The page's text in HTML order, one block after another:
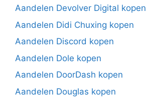
Aandelen Devolver Digital kopen
Aandelen Didi Chuxing kopen
Aandelen Discord kopen
Aandelen Dole kopen
Aandelen DoorDash kopen
Aandelen Douglas kopen